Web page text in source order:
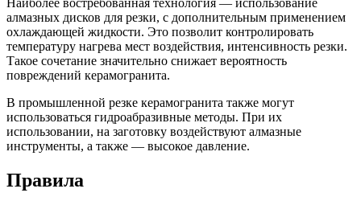
алмазных дисков для резки, с дополнительным применением
охлаждающей жидкости. Это позволит контролировать
температуру нагрева мест воздействия, интенсивность резки.
Такое сочетание значительно снижает вероятность
повреждений керамогранита.
В промышленной резке керамогранита также могут
использоваться гидроабразивные методы. При их
использовании, на заготовку воздействуют алмазные
инструменты, а также — высокое давление.
Правила